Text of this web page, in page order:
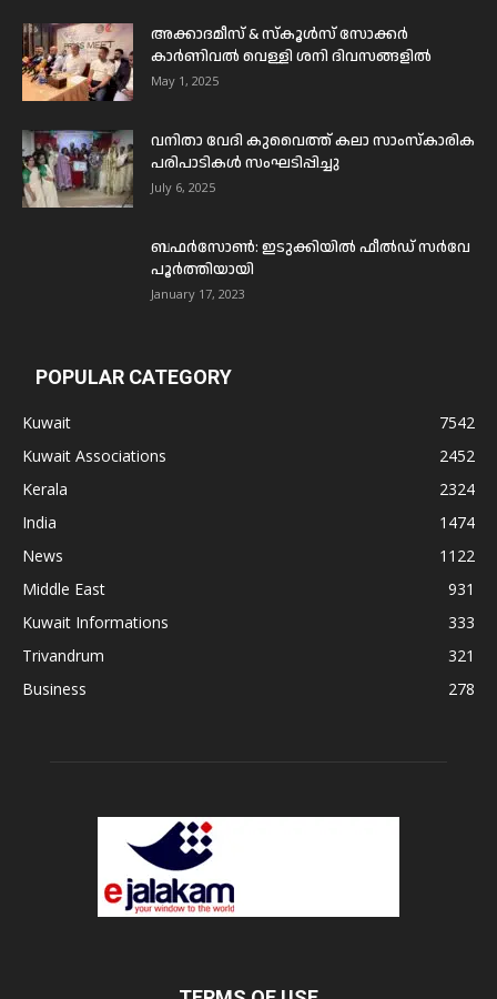
അക്കാദമീസ് & സ്കൂൾസ് സോക്കർ
കാർണിവൽ വെള്ളി ശനി ദിവസങ്ങളിൽ
May 1, 2025
വനിതാ വേദി കുവൈത്ത് കലാ സാംസ്കാരിക
പരിപാടികൾ സംഘടിപ്പിച്ചു
July 6, 2025
ബഫര്‍സോണ്‍: ഇടുക്കിയില്‍ ഫീല്‍ഡ് സര്‍വേ
പൂര്‍ത്തിയായി
January 17, 2023
POPULAR CATEGORY
Kuwait
7542
Kuwait Associations
2452
Kerala
2324
India
1474
News
1122
Middle East
931
Kuwait Informations
333
Trivandrum
321
Business
278